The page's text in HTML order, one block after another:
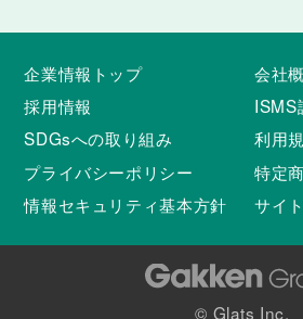
企業情報トップ
会社
採用情報
ISMS
SDGsへの取り組み
利用
プライバシーポリシー
特定
情報セキュリティ基本方針
サイ
© Glats Inc.